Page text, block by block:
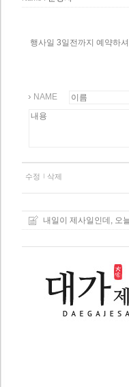
행사일 3일전까지 예약하
NAME
수정 삭제
내일이 제사일인데, 오